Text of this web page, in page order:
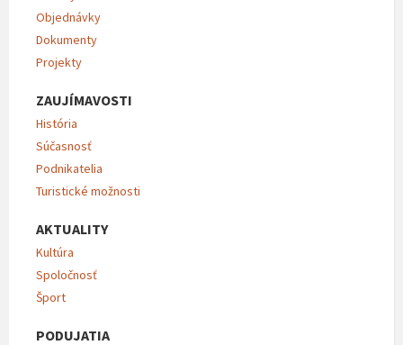
Objednávky
Dokumenty
Projekty
ZAUJÍMAVOSTI
História
Súčasnosť
Podnikatelia
Turistické možnosti
AKTUALITY
Kultúra
Spoločnosť
Šport
PODUJATIA